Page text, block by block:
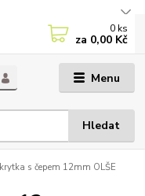
Menu
Hledat
0 ks
za 0,00 Kč
s čepem 12mm OLŠE